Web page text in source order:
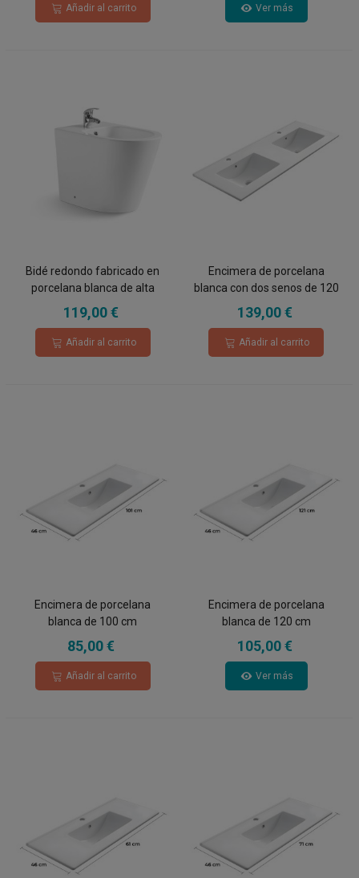
Añadir al carrito Ver más
Bidé redondo fabricado en
porcelana blanca de alta
calidad
119,00 €
Añadir al carrito
Encimera de porcelana
blanca con dos senos de 120
cm
139,00 €
Añadir al carrito
Encimera de porcelana
blanca de 100 cm
85,00 €
Añadir al carrito
Encimera de porcelana
blanca de 120 cm
105,00 €
Ver más